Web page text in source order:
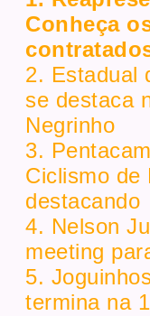
Conheça
2. Estadual
se destaca
Negrinho
3.
Ciclismo de
destacando
4. Nelson
meeting
5.
termina na